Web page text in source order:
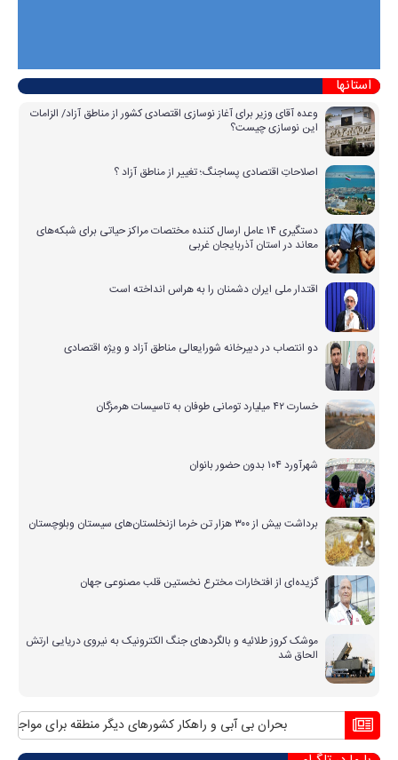
استانها
وعده آقای وزیر برای آغاز نوسازی اقتصادی کشور از مناطق آزاد/ الزامات
این نوسازی چیست؟
اصلاحاتِ اقتصادی پساجنگ؛ تغییر از مناطق آزاد ؟
دستگیری ۱۴ عامل ارسال کننده مختصات مراکز حیاتی برای شبکه‌های
معاند در استان آذربایجان غربی
اقتدار ملی ایران دشمنان را به هراس انداخته است
دو انتصاب در دبیرخانه شورایعالی مناطق آزاد و ویژه اقتصادی
خسارت ۴۲ میلیارد تومانی طوفان به تاسیسات هرمزگان
شهرآورد ۱۰۴ بدون حضور بانوان
برداشت بیش از ۳۰۰ هزار تن خرما ازنخلستان‌های سیستان وبلوچستان
گزیده‌ای از افتخارات مخترع نخستین قلب مصنوعی جهان
موشک کروز طلائیه و بالگردهای جنگ الکترونیک به نیروی دریایی ارتش
الحاق شد
بحران بی آبی و راهکار کشورهای دیگر منطقه برای مواجهه با